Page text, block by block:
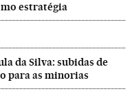
estratégia
da Silva: subidas de
para as minorias